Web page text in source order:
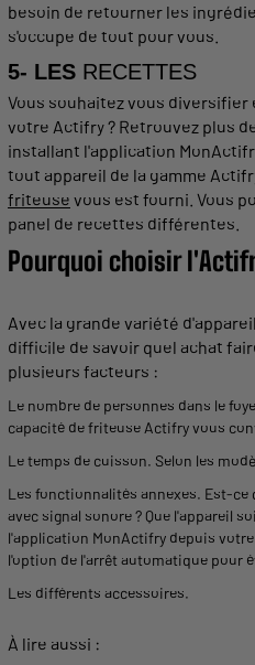
besoin de retourner les
s'occupe de tout pour vous.
5- LES RECETTES
Vous souhaitez vous
votre Actifry? Retrouvez plus
installant l'application
tout appareil de la gamme
friteuse vous est fourni. Vous
panel de recettes différentes.
Pourquoi choisir l'
Avec la grande variété d'
difficile de savoir quel achat
plusieurs facteurs :
Le nombre de personnes dans le
capacité defriteuse Actifryvous
Letemps de cuisson. Selon les
Les fonctionnalités annexes. Est-
avec signal sonore ? Que l'appareil
l'application MonActifry depuis
l'option de l'arrêtautomatique pour
Les différents accessoires.
À lire aussi :